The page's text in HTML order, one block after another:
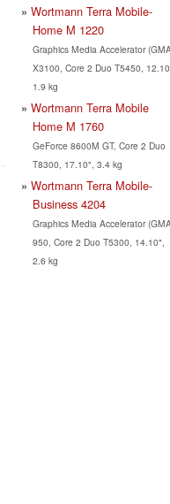
Wortmann Terra Mobile-
Home M 1220
Graphics Media Accelerator
X3100, Core 2 Duo T5450,
1.9 kg
Wortmann Terra Mobile
Home M 1760
GeForce 8600M GT, Core 2 Duo
T8300, 17.10", 3.4 kg
Wortmann Terra Mobile-
Business 4204
Graphics Media Accelerator
950, Core 2 Duo T5300, 14.10",
2.6 kg